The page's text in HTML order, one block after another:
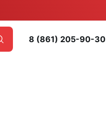
8 (861) 205-90-30